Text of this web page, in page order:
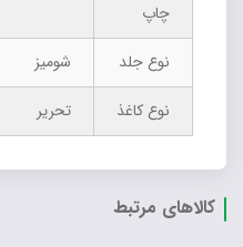
چاپ
نوع جلد
شومیز
نوع کاغذ
تحریر
کالاهای مرتبط